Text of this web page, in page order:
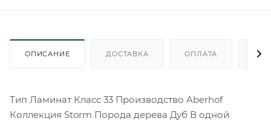
ОПИСАНИЕ ДОСТАВКА ОПЛАТА
Тип Ламинат Класс 33 Производство Aberhof
Коллекция Storm Порода дерева Дуб В одной